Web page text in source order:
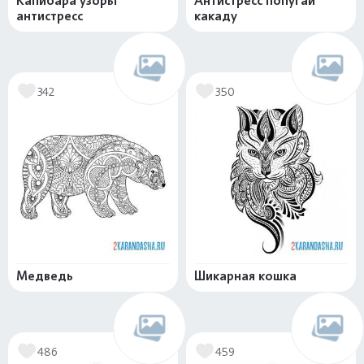
антистресс
какаду
342
Медведь
350
Шикарная кошка
486 459